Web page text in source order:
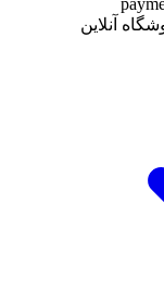
آنلاین